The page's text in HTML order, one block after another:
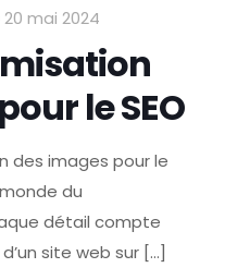
20 mai 2024
le SEO
des images pour le
du
détail compte
site web sur […]